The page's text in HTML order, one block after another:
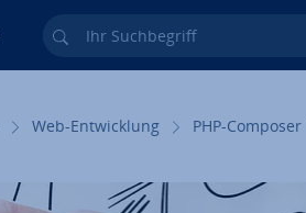
Ihr Such­be­griff
Web-Ent­wick­lung PHP-